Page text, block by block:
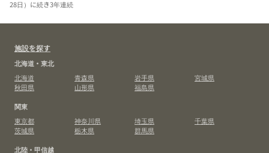
28日）に続き3年連続
施設を探す
北海道・東北
北海道
青森県 岩手県
宮城県
秋田県
山形県
福島県
関東
東京都
神奈川県 埼玉県
千葉県
茨城県
栃木県
群馬県
北陸・甲信越